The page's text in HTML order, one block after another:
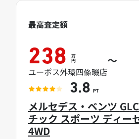
メルセデス・ベンツ
チック スポーツ ディー
4WD
最高査定額
238 万
円 ～
ユーポス外環四條畷店
3.8 PT